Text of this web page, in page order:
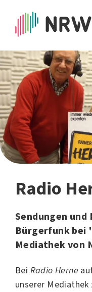
Radio
Sendungen und
Bürgerfunk bei
Mediathek von
Bei Radio Herne
unserer